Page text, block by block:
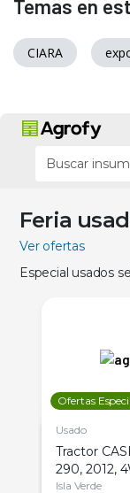
Temas en
CIARA
Feria
Ver ofertas
Especial usados
Ofertas
Usado
Tractor
290, 2012,
Isla Verde